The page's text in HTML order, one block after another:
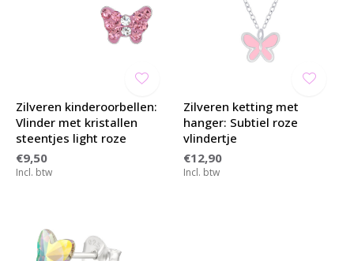
Zilveren kinderoorbellen:
Vlinder met kristallen
steentjes light roze
€9,50
Incl. btw
Zilveren ketting met
hanger: Subtiel roze
vlindertje
€12,90
Incl. btw